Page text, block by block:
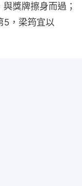
獎牌擦身而過；
5，梁筠宜以